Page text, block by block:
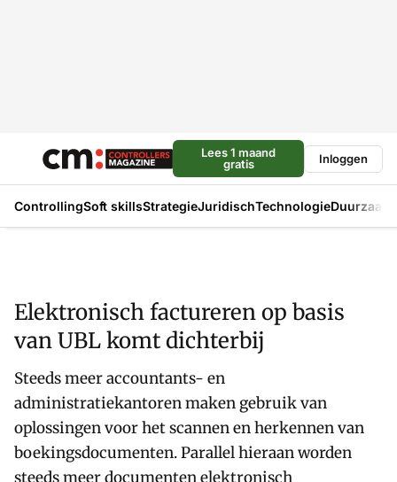
Lees 1 maand
gratis
Inloggen
ControllingSoft skillsStrategieJuridischTechnologie
Elektronisch factureren op basis
van UBL komt dichterbij
Steeds meer accountants- en
administratiekantoren maken gebruik van
oplossingen voor het scannen en herkennen van
boekingsdocumenten. Parallel hieraan worden
steeds meer documenten elektronisch